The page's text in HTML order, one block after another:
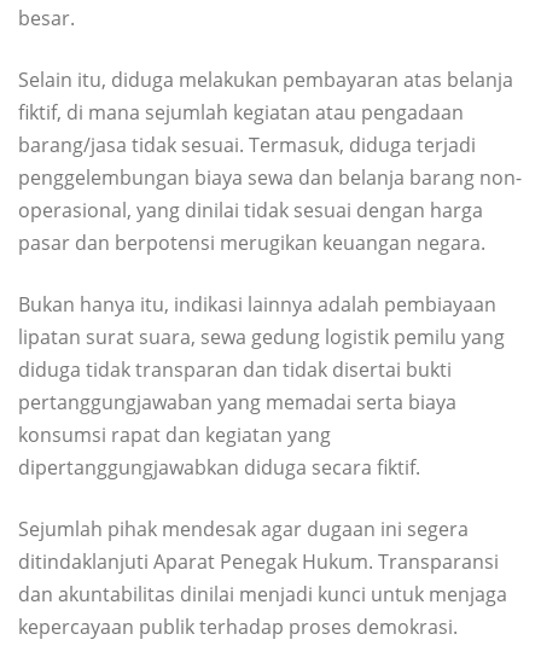
besar.
Selain itu, diduga melakukan pembayaran atas belanja
fiktif, di mana sejumlah kegiatan atau pengadaan
barang/jasa tidak sesuai. Termasuk, diduga terjadi
penggelembungan biaya sewa dan belanja barang non-
operasional, yang dinilai tidak sesuai dengan harga
pasar dan berpotensi merugikan keuangan negara.
Bukan hanya itu, indikasi lainnya adalah pembiayaan
lipatan surat suara, sewa gedung logistik pemilu yang
diduga tidak transparan dan tidak disertai bukti
pertanggungjawaban yang memadai serta biaya
konsumsi rapat dan kegiatan yang
dipertanggungjawabkan diduga secara fiktif.
Sejumlah pihak mendesak agar dugaan ini segera
ditindaklanjuti Aparat Penegak Hukum. Transparansi
dan akuntabilitas dinilai menjadi kunci untuk menjaga
kepercayaan publik terhadap proses demokrasi.